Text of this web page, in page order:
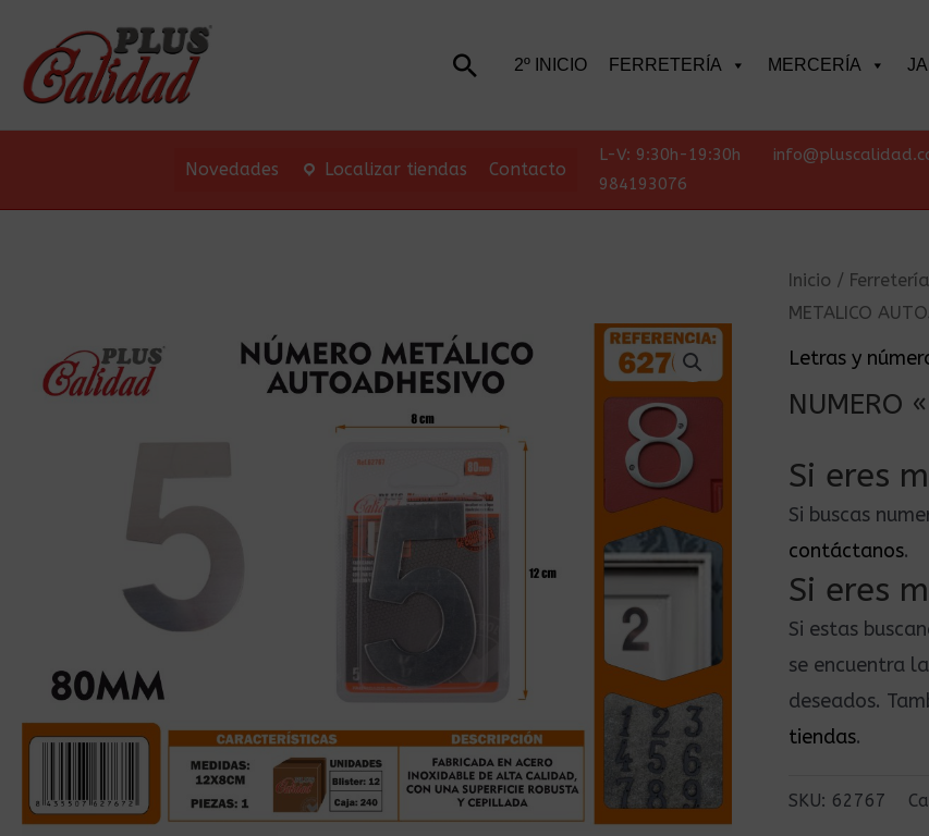
Buscar2º INICIO FERRETERÍA MERCERÍA
Novedades Localizar tiendas Contacto
L-V: 9:30h-19:30h
984193076
Inicio / Ferretería
METALICO
Letras y
NUMERO
Si eres
Si buscas
contáctanos.
Si eres
Si estas
se encuentra
deseados.
tiendas.
SKU: 62767